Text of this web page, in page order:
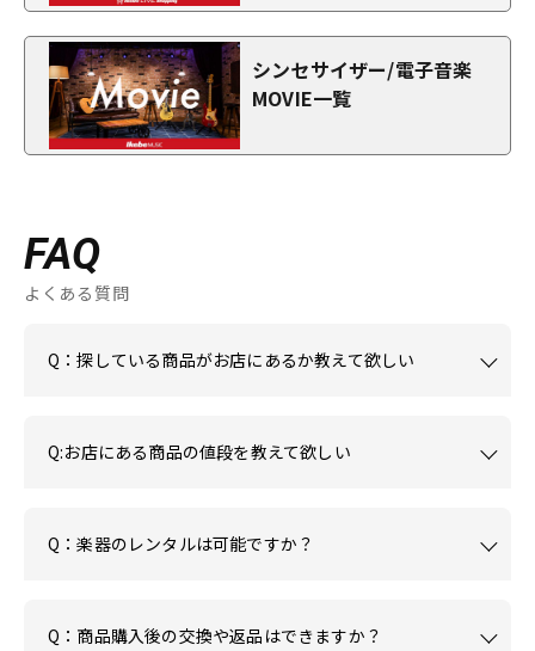
シンセサイザー/電子音楽
MOVIE一覧
FAQ
よくある質問
Q：探している商品がお店にあるか教えて欲しい
Q:お店にある商品の値段を教えて欲しい
Q：楽器のレンタルは可能ですか？
Q：商品購入後の交換や返品はできますか？